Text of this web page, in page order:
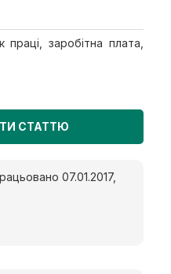
праці, заробітна плата,
СТАТТЮ
07.01.2017,